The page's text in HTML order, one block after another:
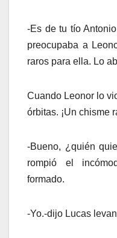
-Es de tu tío
preocupaba a
raros para ella. Lo
Cuando Leonor lo
órbitas. ¡Un chisme
-Bueno, ¿quién
rompió el
formado.
-Yo.-dijo Lucas